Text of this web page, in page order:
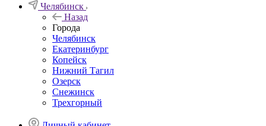
Челябинск
Назад
Города
Челябинск
Екатеринбург
Копейск
Нижний Тагил
Озерск
Снежинск
Трехгорный